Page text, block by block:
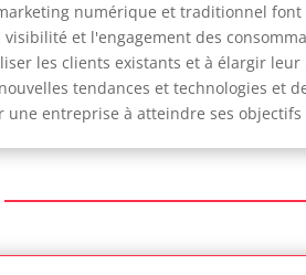
numérique et traditionnel
et l'engagement des
les clients existants et à élargir
tendances et technologies et
entreprise à atteindre ses